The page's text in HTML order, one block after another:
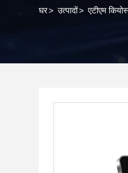
घर> उत्पादों> एटीएम